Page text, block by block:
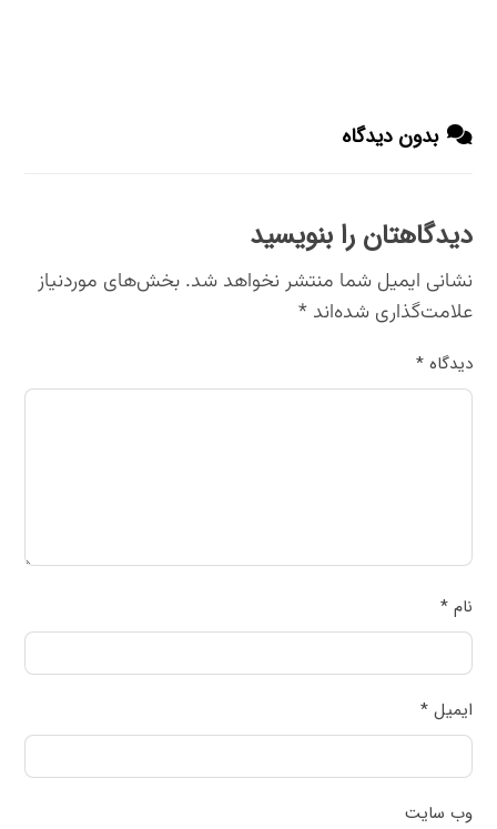
بدون دیدگاه
دیدگاهتان را بنویسید
نشانی ایمیل شما منتشر نخواهد شد. بخش‌های موردنیاز
علامت‌گذاری شده‌اند*
دیدگاه*
نام*
ایمیل*
وب‌ سایت